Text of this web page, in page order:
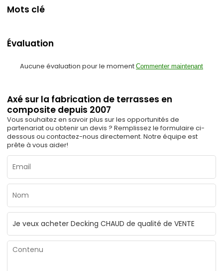
Mots clé
Évaluation
Aucune évaluation pour le moment Commenter maintenant
Axé sur la fabrication de terrasses en
composite depuis 2007
Vous souhaitez en savoir plus sur les opportunités de
partenariat ou obtenir un devis ? Remplissez le formulaire ci-
dessous ou contactez-nous directement. Notre équipe est
prête à vous aider!